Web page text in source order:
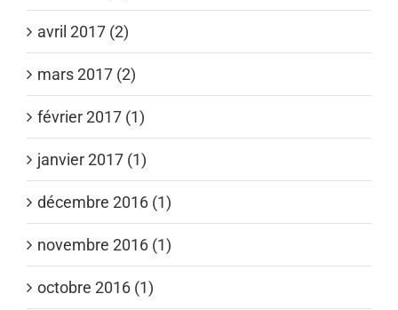
avril 2017 (2)
mars 2017 (2)
février 2017 (1)
janvier 2017 (1)
décembre 2016 (1)
novembre 2016 (1)
octobre 2016 (1)